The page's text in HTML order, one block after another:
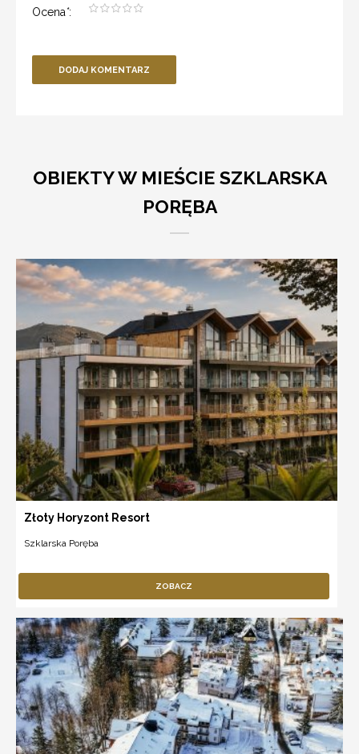
Ocena*:
DODAJ KOMENTARZ
OBIEKTY W MIEŚCIE SZKLARSKA
PORĘBA
Złoty Horyzont Resort
Szklarska Poręba
ZOBACZ